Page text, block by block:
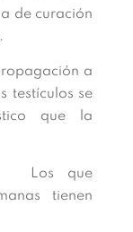
de curación
a
testículos se
que la
Los que
tienen